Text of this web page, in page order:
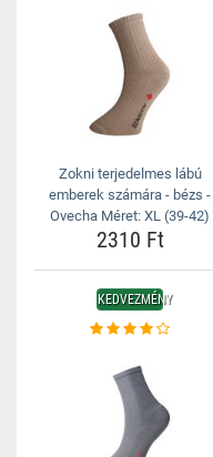
Zokni terjedelmes lábú
emberek számára - bézs -
Ovecha Méret: XL (39-42)
2310 Ft
KEDVEZMÉNY